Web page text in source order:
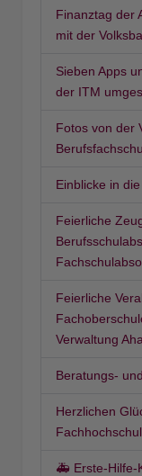
Finanztag der
mit der
Sieben Apps
der ITM
Fotos von der
Einblicke in
Feierliche
Feierliche
Verwaltung
Beratungs-
Herzlichen
🚑 Erste-Hilfe-